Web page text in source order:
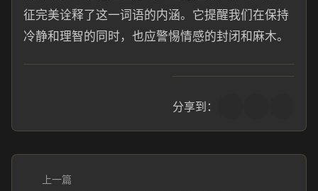
征完美诠释了这一词语的内涵。它提醒我们在保持
冷静和理智的同时，也应警惕情感的封闭和麻木。
分享到：
上一篇